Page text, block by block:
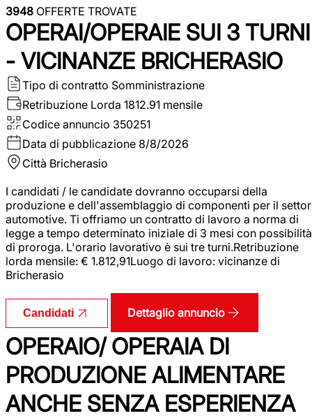
3948 OFFERTE TROVATE
OPERAI/OPERAIE SUI 3 TURNI
- VICINANZE BRICHERASIO
Tipo di contratto Somministrazione
Retribuzione Lorda 1812.91 mensile
Codice annuncio 350251
Data di pubblicazione 8/8/2026
Città Bricherasio
I candidati / le candidate dovranno occuparsi della
produzione e dell'assemblaggio di componenti per il
automotive. Ti offriamo un contratto di lavoro a norma di
legge a tempo determinato iniziale di 3 mesi con possibilità
di proroga. L'orario lavorativo è sui tre turni.Retribuzione
lorda mensile: € 1.812,91Luogo di lavoro: vicinanze di
Bricherasio
Candidati Dettaglio annuncio
OPERAIO/ OPERAIA DI
PRODUZIONE ALIMENTARE
ANCHE SENZA ESPERIENZA